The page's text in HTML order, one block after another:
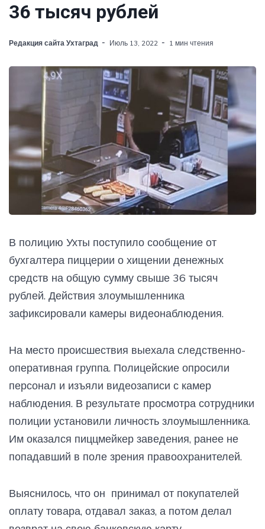
36 тысяч рублей
Редакция сайта Ухтаград Июль 13, 2022 1 мин чтения
В полицию Ухты поступило сообщение от
бухгалтера пиццерии о хищении денежных
средств на общую сумму свыше 36 тысяч
рублей. Действия злоумышленника
зафиксировали камеры видеонаблюдения.
На место происшествия выехала следственно-
оперативная группа. Полицейские опросили
персонал и изъяли видеозаписи с камер
наблюдения. В результате просмотра сотрудники
полиции установили личность злоумышленника.
Им оказался пиццмейкер заведения, ранее не
попадавший в поле зрения правоохранителей.
Выяснилось, что он принимал от покупателей
оплату товара, отдавал заказ, а потом делал